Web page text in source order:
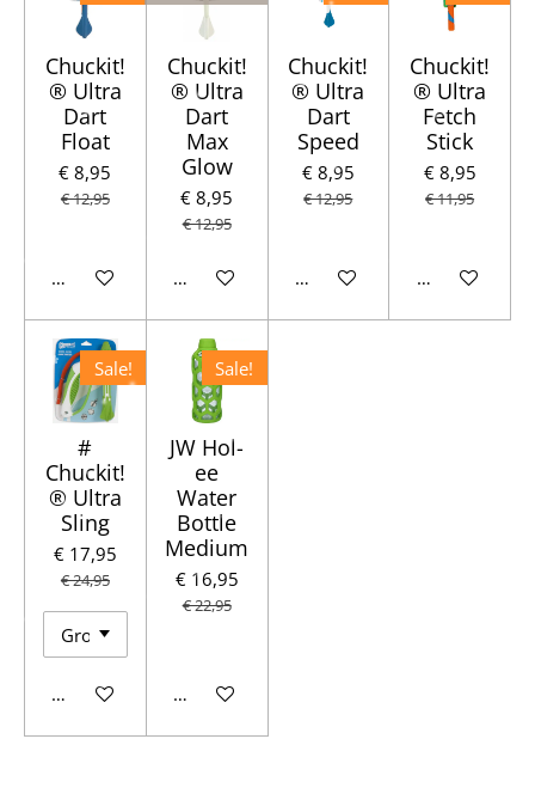
Chuckit!
® Ultra
Dart
Float
€ 8,95
€ 12,95
In winkelwagen
Chuckit!
® Ultra
Dart
Max
Glow
€ 8,95
€ 12,95
Houd mij op de hoogte
Chuckit!
® Ultra
Dart
Speed
€ 8,95
€ 12,95
In winkelwagen
Chuckit!
® Ultra
Fetch
Stick
€ 8,95
€ 11,95
In
Sale!
#
Chuckit!
® Ultra
Sling
€ 17,95
€ 24,95
In winkelwagen
Sale!
JW Hol-
ee
Water
Bottle
Medium
€ 16,95
€ 22,95
In winkelwagen